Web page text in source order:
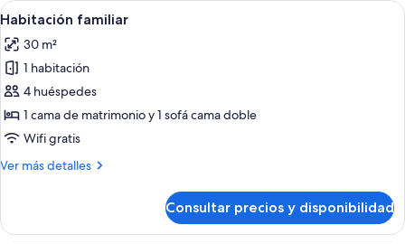
Abrir
todas
las
fotos
de
Habitación
familiar
Un dormitorio con dos camas, una
5
Habitación familiar
30 m²
1 habitación
4 huéspedes
1 cama de matrimonio y 1 sofá cama doble
Wifi gratis
Ver más detalles
Más
familiar
Consultar precios y disponibilidad